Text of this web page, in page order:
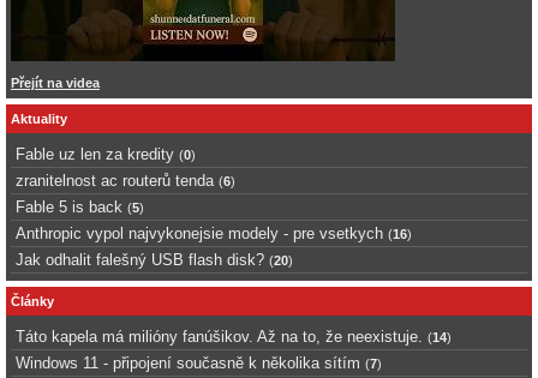
Přejít na videa
Aktuality
Fable uz len za kredity (0)
zranitelnost ac routerů tenda (6)
Fable 5 is back (5)
Anthropic vypol najvykonejsie modely - pre vsetkych (16)
Jak odhalit falešný USB flash disk? (20)
Články
Táto kapela má milióny fanúšikov. Až na to, že neexistuje. (14)
Windows 11 - připojení současně k několika sítím (7)